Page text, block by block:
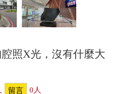
照X光，沒有什麼大
留言 0 人